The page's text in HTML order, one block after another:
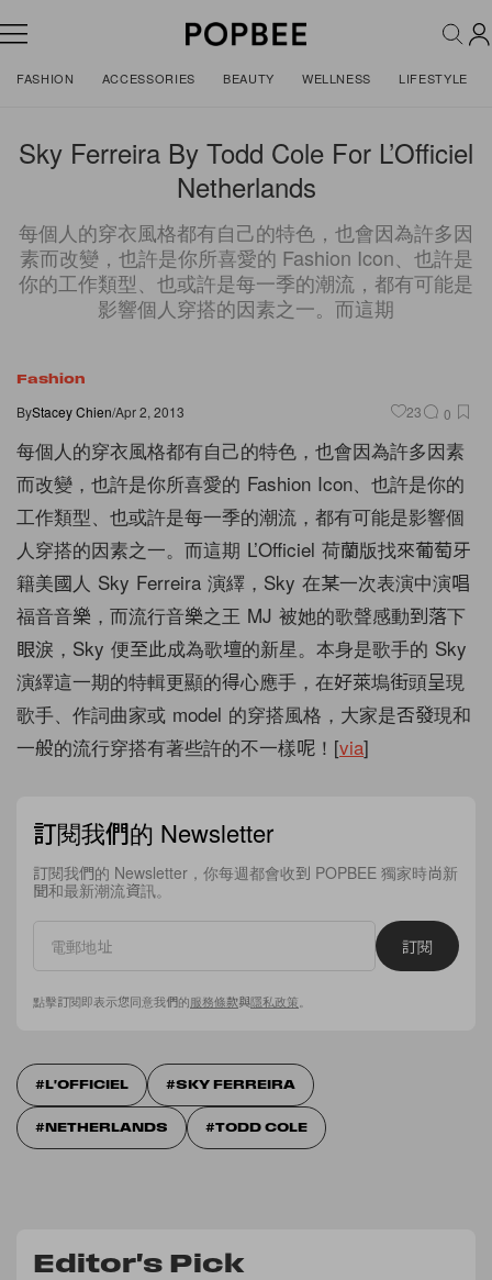
FASHION ACCESSORIES BEAUTY WELLNESS LIFESTYLE
Sky Ferreira By Todd Cole For L’Officiel
Netherlands
每個人的穿衣風格都有自己的特色，也會因為許多因
素而改變，也許是你所喜愛的 Fashion Icon、也許是
你的工作類型、也或許是每一季的潮流，都有可能是
影響個人穿搭的因素之一。而這期
Fashion
ByStacey Chien/Apr 2, 2013 23 0
每個人的穿衣風格都有自己的特色，也會因為許多因素
而改變，也許是你所喜愛的 Fashion Icon、也許是你的
工作類型、也或許是每一季的潮流，都有可能是影響個
人穿搭的因素之一。而這期 L’Officiel 荷蘭版找來葡萄牙
籍美國人 Sky Ferreira 演繹，Sky 在某一次表演中演唱
福音音樂，而流行音樂之王 MJ 被她的歌聲感動到落下
眼淚，Sky 便至此成為歌壇的新星。本身是歌手的 Sky
演繹這一期的特輯更顯的得心應手，在好萊塢街頭呈現
歌手、作詞曲家或 model 的穿搭風格，大家是否發現和
一般的流行穿搭有著些許的不一樣呢！[via]
訂閱我們的 Newsletter
訂閱我們的 Newsletter，你每週都會收到 POPBEE 獨家時尚新
聞和最新潮流資訊。
訂閱
點擊訂閱即表示您同意我們的服務條款與隱私政策
L'OFFICIEL SKY FERREIRA
NETHERLANDS TODD COLE
Editor's Pick